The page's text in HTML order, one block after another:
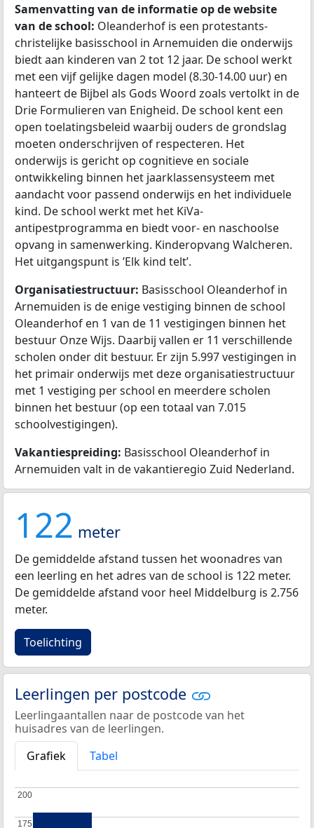
Samenvatting van de informatie op de website
van de school: Oleanderhof is een protestants-
christelijke basisschool in Arnemuiden die onderwijs
biedt aan kinderen van 2 tot 12 jaar. De school werkt
met een vijf gelijke dagen model (8.30-14.00 uur) en
hanteert de Bijbel als Gods Woord zoals vertolkt in de
Drie Formulieren van Enigheid. De school kent een
open toelatingsbeleid waarbij ouders de grondslag
moeten onderschrijven of respecteren. Het
onderwijs is gericht op cognitieve en sociale
ontwikkeling binnen het jaarklassensysteem met
aandacht voor passend onderwijs en het individuele
kind. De school werkt met het KiVa-
antipestprogramma en biedt voor- en naschoolse
opvang in samenwerking. Kinderopvang Walcheren.
Het uitgangspunt is ’Elk kind telt’.
Organisatiestructuur: Basisschool Oleanderhof in
Arnemuiden is de enige vestiging binnen de school
Oleanderhof en 1 van de 11 vestigingen binnen het
bestuur Onze Wijs. Daarbij vallen er 11 verschillende
scholen onder dit bestuur. Er zijn 5.997 vestigingen in
het primair onderwijs met deze organisatiestructuur
met 1 vestiging per school en meerdere scholen
binnen het bestuur (op een totaal van 7.015
schoolvestigingen).
Vakantiespreiding: Basisschool Oleanderhof in
Arnemuiden valt in de vakantieregio Zuid Nederland.
122 meter
De gemiddelde afstand tussen het woonadres van
een leerling en het adres van de school is 122 meter.
De gemiddelde afstand voor heel Middelburg is 2.756
meter.
Toelichting
Leerlingen per postcode
Leerlingaantallen naar de postcode van het
huisadres van de leerlingen.
Grafiek
Tabel
175
175
200
200